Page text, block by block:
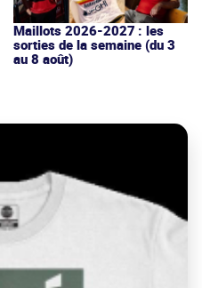
Maillots 2026-2027 : les
sorties de la semaine (du 3
au 8 août)